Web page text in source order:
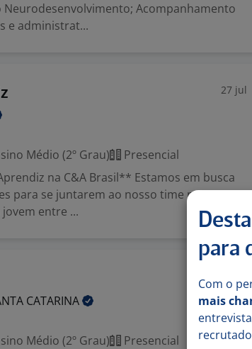
Acompanhamento
e administrat...
27 jul
Médio (2º Grau)
Presencial
na C&A Brasil** Estamos em busca
para se juntarem ao nosso time na C&A
jovem entre ...
CATARINA
Médio (2º Grau)
Presencial
para
Com o
mais